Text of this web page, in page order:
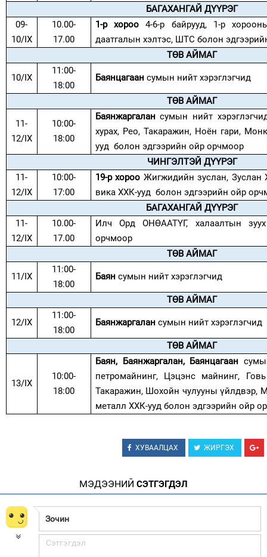
БАГАХАНГАЙ ДҮҮРЭГ
09-
10/IX
10.00-
17.00
1-р хороо 4-6-р байрууд, 1-р
даатгалын хэлтэс, ШТС болон
ТӨВ АЙМАГ
10/IX
11:00-
18:00
Баянцагаан сумын нийт хэрэглэгчид
ТӨВ АЙМАГ
11-
12/IX
10:00-
18:00
Баянжаргалансумын нийт
хурах, Рео, Такаражин, Ноён гари,
ууд болон эдгээрийн ойр орчмоор
ЧИНГЭЛТЭЙ ДҮҮРЭГ
11-
12/IX
10:00-
17:00
19-р хороо Жигжидийн зуслан, Зуслан
вика ХХК-ууд болон эдгээрийн ойр
БАГАХАНГАЙ ДҮҮРЭГ
11-
12/IX
10.00-
17.00
Илч Орд ОНӨААТҮГ, халаалтын
орчмоор
ТӨВ АЙМАГ
11/IX
11:00-
18:00
Баян сумын нийт хэрэглэгчид
ТӨВ АЙМАГ
12/IX
11:00-
18:00
Баянжаргалансумын нийт хэрэглэгчид
ТӨВ АЙМАГ
13/IX
10:00-
18:00
Баян, Баянжаргалан, Баянцагаан
петромайнинг, Цэцэнс майнинг,
Такаражин, Шохойн чулууны үйлдвэр,
металл ХХК-ууд болон эдгээрийн ойр
ХУВААЛЦАХ ЖИРГЭХ
МЭДЭЭНИЙ СЭТГЭГДЭЛ